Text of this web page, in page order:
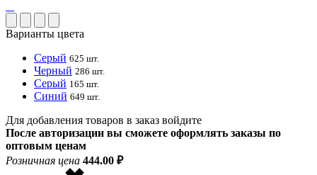
Варианты цвета
Серый 625 шт.
Черный 286 шт.
Серый 165 шт.
Синий 649 шт.
Для добавления товаров в заказ войдите
После авторизации вы сможете оформлять заказы по
оптовым ценам
Розничная цена 444.00 ₽